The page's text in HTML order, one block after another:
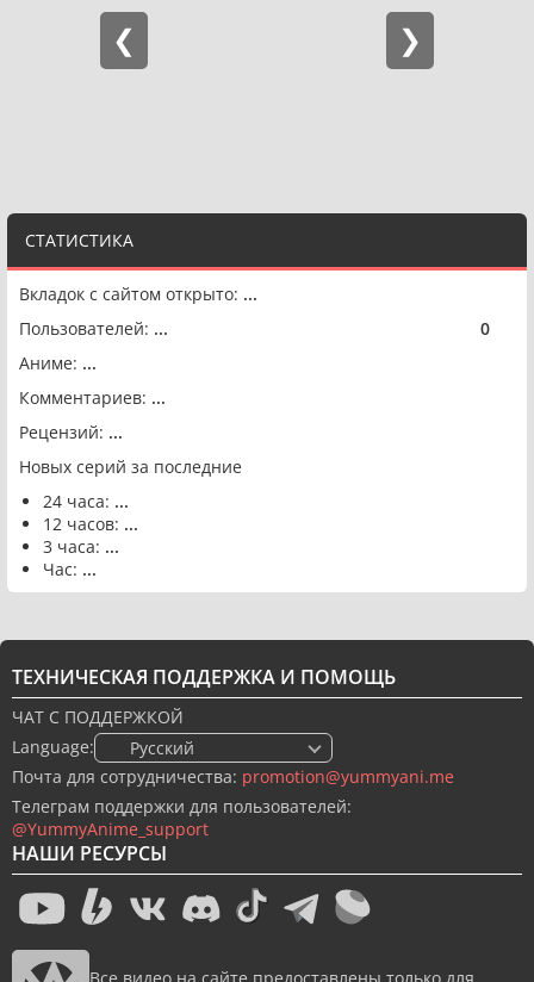
СТАТИСТИКА
Вкладок с сайтом открыто: ...
Пользователей: ... 0
Аниме: ...
Комментариев: ...
Рецензий: ...
Новых серий за последние
24 часа: ...
12 часов: ...
3 часа: ...
Час: ...
НАШИ РЕСУРСЫ
Все видео на сайте предоставлены только для
ТЕХНИЧЕСКАЯ ПОДДЕРЖКА И ПОМОЩЬ
ЧАТ С ПОДДЕРЖКОЙ
Language:
🇷🇺 Русский
Почта для сотрудничества: promotion@yummyani.me
Телеграм поддержки для пользователей:
@YummyAnime_support